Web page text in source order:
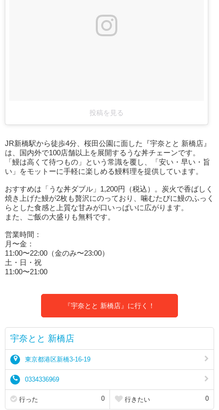
投稿を見る
JR新橋駅から徒歩4分、桜田公園に面した『宇奈とと 新橋店』
は、国内外で100店舗以上を展開するうな丼チェーンです。
「鰻は高くて待つもの」という常識を覆し、「安い・早い・旨
い」をモットーに手軽に楽しめる鰻料理を提供しています。
おすすめは「うな丼ダブル」1,200円（税込）。炭火で香ばしく
焼き上げた鰻が2枚も贅沢にのっており、噛むたびに鰻のふっく
らとした食感と上質な甘みが口いっぱいに広がります。
また、ご飯の大盛りも無料です。
営業時間：
月〜金：
11:00〜22:00（金のみ〜23:00）
土・日・祝
11:00〜21:00
『宇奈とと 新橋店』に行く！
宇奈とと 新橋店
東京都港区新橋3-16-19
0334336969
行った 0 行きたい 0